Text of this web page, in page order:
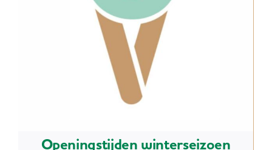
Openingstijden winterseizoen